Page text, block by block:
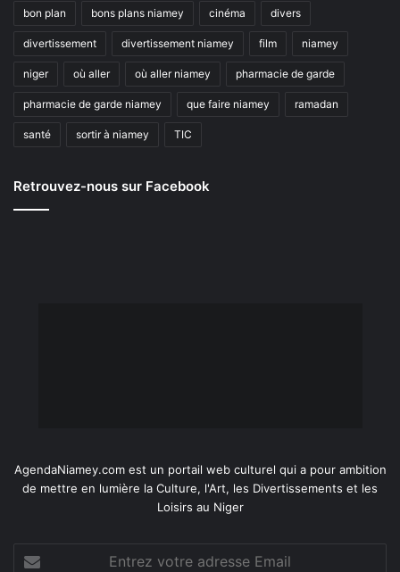
bon plan bons plans niamey cinéma divers
divertissement divertissement niamey film niamey
niger où aller où aller niamey pharmacie de garde
pharmacie de garde niamey que faire niamey ramadan
santé sortir à niamey TIC
Retrouvez-nous sur Facebook
AgendaNiamey.com est un portail web culturel qui a pour ambition
de mettre en lumière la Culture, l'Art, les Divertissements et les
Loisirs au Niger
Entrez